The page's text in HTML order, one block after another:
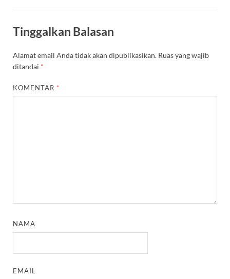
Tinggalkan Balasan
Alamat email Anda tidak akan dipublikasikan. Ruas yang wajib
ditandai *
KOMENTAR *
NAMA
EMAIL